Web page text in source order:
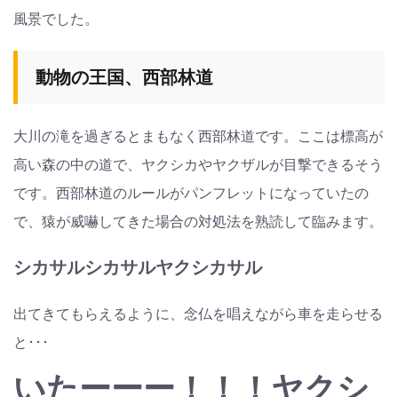
風景でした。
動物の王国、西部林道
大川の滝を過ぎるとまもなく西部林道です。ここは標高が
高い森の中の道で、ヤクシカやヤクザルが目撃できるそう
です。西部林道のルールがパンフレットになっていたの
で、猿が威嚇してきた場合の対処法を熟読して臨みます。
シカサルシカサルヤクシカサル
出てきてもらえるように、念仏を唱えながら車を走らせる
と･･･
いたーーー！！！ヤクシ